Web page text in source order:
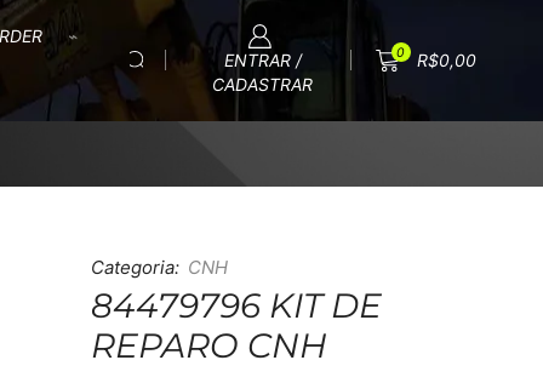
ENTRAR /
CADASTRAR
0 R$0,00
Categoria: CNH
84479796 KIT DE
REPARO CNH